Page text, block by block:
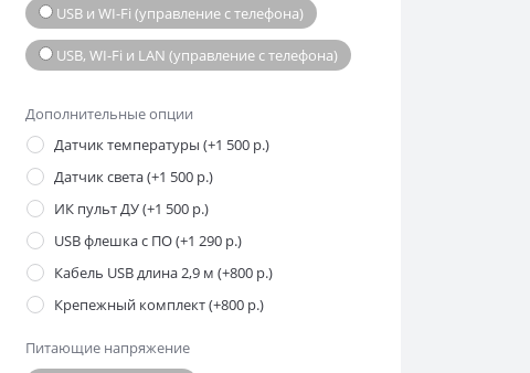
USB и WI-Fi (управление с телефона)
USB, WI-Fi и LAN (управление с телефона)
Дополнительные опции
Датчик температуры (+1 500 р.)
Датчик света (+1 500 р.)
ИК пульт ДУ (+1 500 р.)
USB флешка с ПО (+1 290 р.)
Кабель USB длина 2,9 м (+800 р.)
Крепежный комплект (+800 р.)
Питающие напряжение